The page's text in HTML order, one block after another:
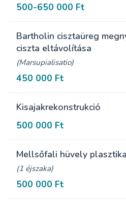
500-650 000 Ft
Bartholin cisztaüreg
ciszta eltávolítása
(Marsupialisatio)
450 000 Ft
Kisajakrekonstrukció
500 000 Ft
Mellsőfali hüvely plasztika
(1 éjszaka)
500 000 Ft